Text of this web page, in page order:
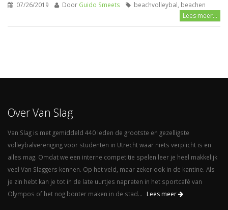
07/26/2019 Door Guido Smeets beachvolleybal, beachen
Lees meer...
Over Van Slag
Van Slag is met gemiddeld 440 leden de grootste en gezelligste
volleybalvereniging voor studenten in Utrecht waar niets verplicht is en
alles mag. Omdat we een interne competitie spelen leer je heel makkelijk
veel Van Slaggers kennen. Op het veld, maar zeker ook in de kantine. Als
je zin hebt kan je tot in de late uurtjes napraten in het sportcafé van
Olympos of het nog bonter maken in de stad...
Lees meer